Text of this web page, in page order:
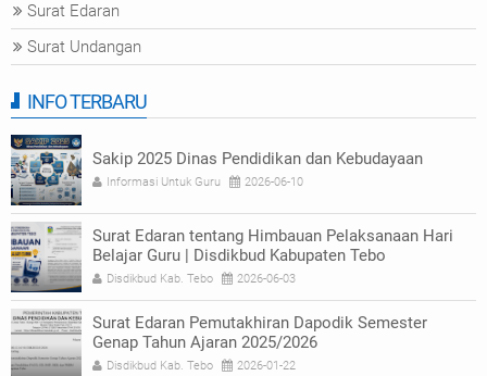
Surat Edaran
Surat Undangan
INFO TERBARU
Sakip 2025 Dinas Pendidikan dan Kebudayaan
Informasi Untuk Guru 2026-06-10
Surat Edaran tentang Himbauan Pelaksanaan Hari
Belajar Guru | Disdikbud Kabupaten Tebo
Disdikbud Kab. Tebo 2026-06-03
Surat Edaran Pemutakhiran Dapodik Semester
Genap Tahun Ajaran 2025/2026
Disdikbud Kab. Tebo 2026-01-22